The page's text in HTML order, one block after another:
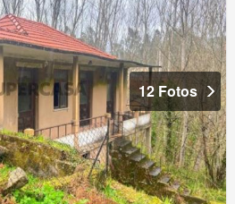
12 Fotos